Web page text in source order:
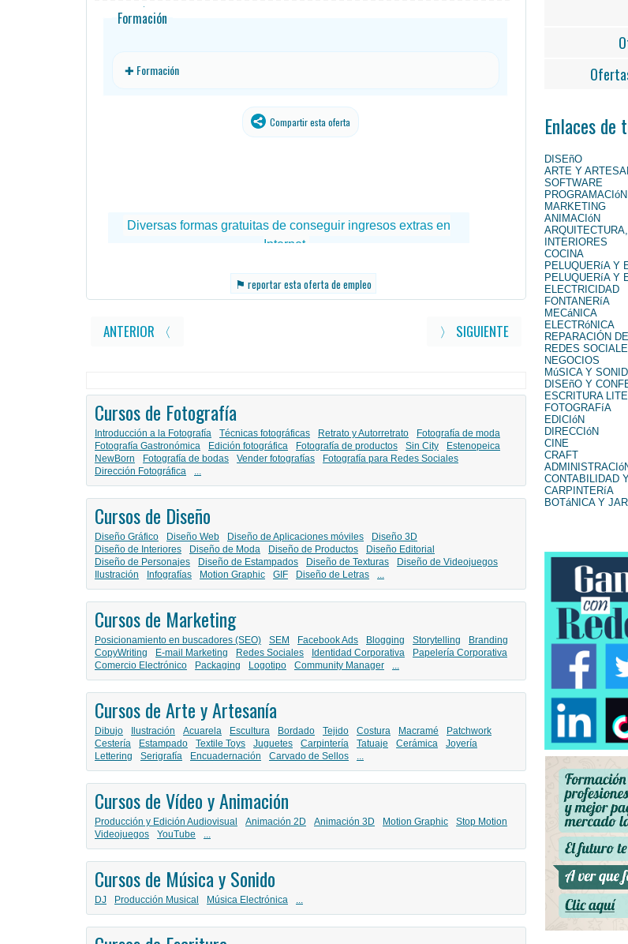
Formación
✚ Formación
Compartir esta oferta
⚑ reportar esta oferta de empleo
ANTERIOR 〈 〉 SIGUIENTE
Cursos de Fotografía
Introducción a la Fotografía Técnicas fotográficas Retrato y Autorretrato
Fotografía de moda
Fotografía Gastronómica
Edición fotográfica Fotografía de productos Sin City
Estenopeica
NewBorn
Fotografía de bodas Vender fotografías
Fotografía para Redes Sociales
Dirección Fotográfica
...
Cursos de Diseño
Diseño Gráfico Diseño Web Diseño de Aplicaciones móviles
Diseño 3D
Diseño de Interiores
Diseño de Moda Diseño de Productos
Diseño Editorial
Diseño de Personajes
Diseño de Estampados Diseño de Texturas
Diseño de Videojuegos
Ilustración
Infografías Motion Graphic GIF Diseño de Letras ...
Cursos de Marketing
Posicionamiento en buscadores (SEO) SEM Facebook Ads Blogging Storytelling
Branding
CopyWriting
E-mail Marketing Redes Sociales Identidad Corporativa
Papelería Corporativa
Comercio Electrónico
Packaging Logotipo Community Manager ...
Cursos de Arte y Artesanía
Dibujo Ilustración Acuarela Escultura Bordado Tejido Costura Macramé
Patchwork
Cestería
Estampado Textile Toys Juguetes Carpintería Tatuaje Cerámica
Joyería
Lettering
Serigrafía Encuadernación Carvado de Sellos ...
Cursos de Vídeo y Animación
Producción y Edición Audiovisual Animación 2D Animación 3D Motion Graphic
Stop Motion
Videojuegos
YouTube ...
Cursos de Música y Sonido
DJ Producción Musical Música Electrónica ...
Enlaces de
DISEñO
ARTE Y
SOFTWARE
MARKETING
ANIMACIóN
INTERIORES
COCINA
PELUQUERíA Y
PELUQUERíA Y
ELECTRICIDAD
FONTANERíA
MECáNICA
ELECTRóNICA
REPARACIÓN
REDES
NEGOCIOS
MúSICA Y
DISEñO Y
ESCRITURA
FOTOGRAFíA
EDICIóN
DIRECCIóN
CINE
CRAFT
CONTABILIDAD
CARPINTERíA
BOTáNICA Y